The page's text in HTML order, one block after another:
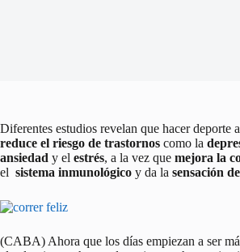
Diferentes estudios revelan que hacer deporte
reduce el riesgo de trastornos como la
ansiedad y el estrés, a la vez que mejora la
el sistema inmunológico y da la sensación
(CABA) Ahora que los días empiezan a ser